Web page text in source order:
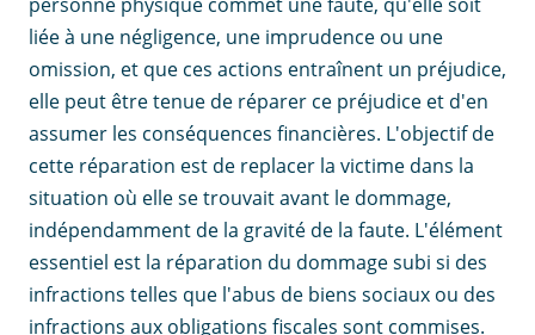
liée à une négligence, une imprudence ou une
omission, et que ces actions entraînent un préjudice,
elle peut être tenue de réparer ce préjudice et d'en
assumer les conséquences financières. L'objectif de
cette réparation est de replacer la victime dans la
situation où elle se trouvait avant le dommage,
indépendamment de la gravité de la faute. L'élément
essentiel est la réparation du dommage subi si des
infractions telles que l'abus de biens sociaux ou des
infractions aux obligations fiscales sont commises.